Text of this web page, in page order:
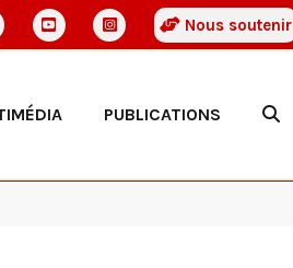
Nous soutenir
PUBLICATIONS